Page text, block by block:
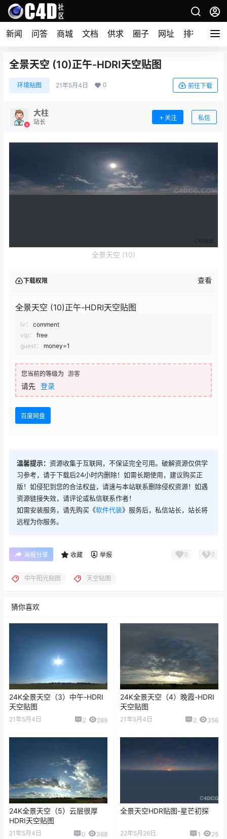
新闻 问答 商城 文档 供求 圈子 网址 排行榜
全景天空 (10)正午-HDRI天空贴图
环境贴图 21年5月4日 0 前往下载
大柱
站长
关注 私信
全景天空 (10)
下载权限 查看
全景天空 (10)正午-HDRI天空贴图
lv：
comment
vip：
free
guest：
money=1
您当前的等级为 游客
请先 登录
百度网盘
温馨提示： 资源收集于互联网，不保证完全可用。破解资源仅供学
习参考，请于下载后24小时内删除！如需长期使用，建议购买正
版！如侵犯到您的合法权益，请速与本站联系删除侵权资源！如遇
资源链接失效，请评论或私信联系作者！
如需安装服务，请先购买《软件代装》服务后，私信站长，站长将
远程为你服务。
海报分享 收藏 举报 0 0
中午阳光贴图 天空贴图
猜你喜欢
24K全景天空（3）中午-HDRI
天空贴图
21年5月4日 2 289
24K全景天空（4）晚霞-HDRI
天空贴图
21年5月4日 2 356
24K全景天空（5）云层很厚
HDRI天空贴图
21年5月4日 0 368
全景天空HDR贴图-星芒初探
22年5月26日 1 25